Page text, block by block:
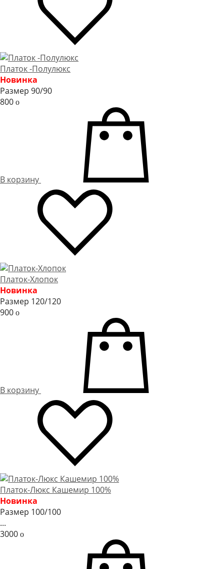
Платок -Полулюкс
Новинка
Размер 90/90
800 o
В корзину
Платок-Хлопок
Новинка
Размер 120/120
900 o
В корзину
Платок-Люкс Кашемир 100%
Новинка
Размер 100/100
...
3000 o